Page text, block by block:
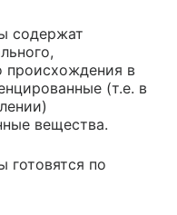
содержат
происхождения в
(т.е. в
вещества.
готовятся по